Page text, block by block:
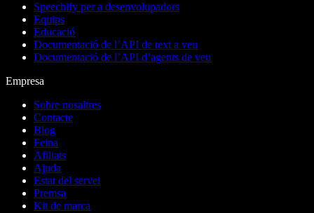
Speechify per a desenvolupadors
Equips
Educació
Documentació de l’API de text a veu
Documentació de l’API d’agents de veu
Empresa
Sobre nosaltres
Contacte
Blog
Feina
Afiliats
Ajuda
Estat del servei
Premsa
Kit de marca